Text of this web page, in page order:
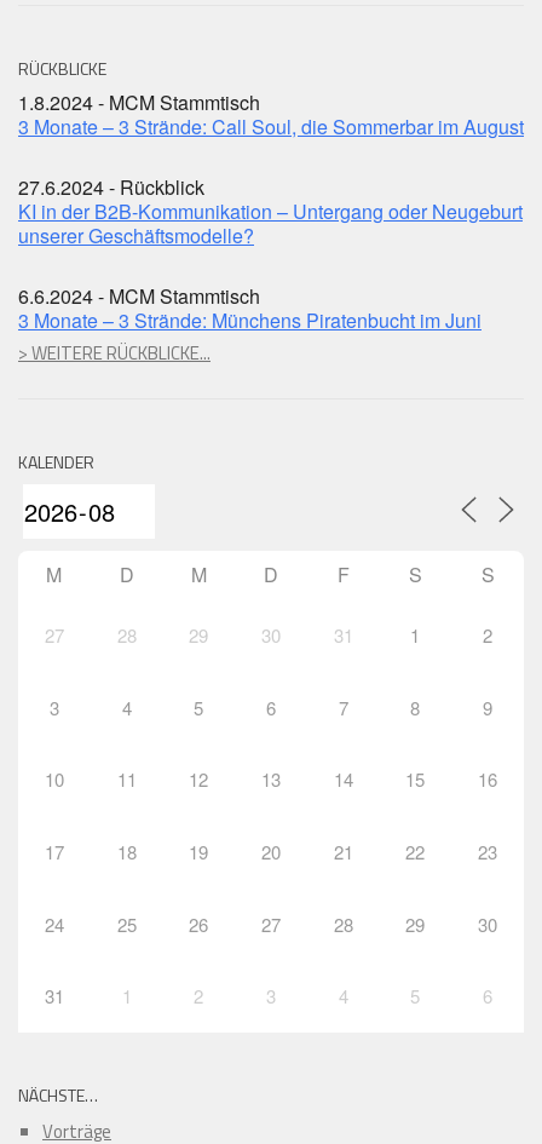
RÜCKBLICKE
1.8.2024 - MCM Stammtisch
3 Monate – 3 Strände: Call Soul, die Sommerbar im August
27.6.2024 - Rückblick
KI in der B2B-Kommunikation – Untergang oder Neugeburt
unserer Geschäftsmodelle?
6.6.2024 - MCM Stammtisch
3 Monate – 3 Strände: Münchens Piratenbucht im Juni
> WEITERE RÜCKBLICKE...
KALENDER
M D M D F S S
27 28 29 30 31 1 2
3 4 5 6 7 8 9
10 11 12 13 14 15 16
17 18 19 20 21 22 23
24 25 26 27 28 29 30
31 1 2 3 4 5 6
NÄCHSTE…
Vorträge